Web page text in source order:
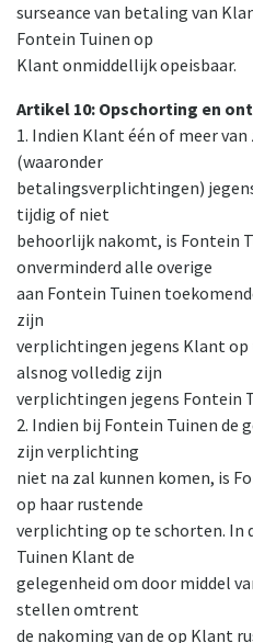
surseance van betaling van
Fontein Tuinen op
Klant onmiddellijk opeisbaar.
Artikel 10: Opschorting en
1. Indien Klant één of meer
(waaronder
betalingsverplichtingen)
tijdig of niet
behoorlijk nakomt, is Fontein
onverminderd alle overige
aan Fontein Tuinen
zijn
verplichtingen jegens Klant
alsnog volledig zijn
verplichtingen jegens Fontein
2. Indien bij Fontein Tuinen de
zijn verplichting
niet na zal kunnen komen, is
op haar rustende
verplichting op te schorten. In
Tuinen Klant de
gelegenheid om door middel
stellen omtrent
de nakoming van de op Klant